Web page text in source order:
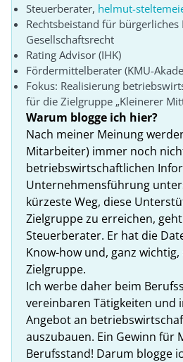
Steuerberater, helmut-
Rechtsbeistand für bürgerliches
Gesellschaftsrecht
Rating Advisor (IHK)
Fördermittelberater (KMU-
Fokus: Realisierung
für die Zielgruppe „Kleinerer
Warum blogge ich hier?
Nach meiner Meinung
Mitarbeiter) immer noch
betriebswirtschaftlichen
Unternehmensführung
kürzeste Weg, diese
Zielgruppe zu erreichen,
Steuerberater. Er hat die
Know-how und, ganz
Zielgruppe.
Ich werbe daher beim
vereinbaren Tätigkeiten und
Angebot an
auszubauen. Ein Gewinn für
Berufsstand! Darum blogge